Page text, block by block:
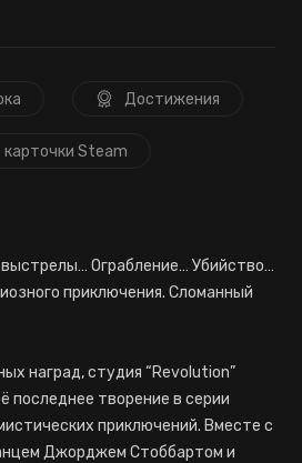
Достижения
Steam
Ограбление… Убийство…
приключения. Сломанный
наград, студия “Revolution”
последнее творение в серии
приключений. Вместе с
Джорджем Стоббартом и